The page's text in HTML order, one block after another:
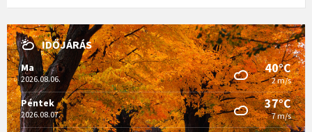
IDŐJÁRÁS
Ma
2026.08.06.
40°C
2 m/s
Péntek
2026.08.07.
37°C
7 m/s